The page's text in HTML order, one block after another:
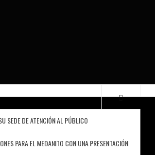
SEDE DE ATENCIÓN AL PÚBLICO
PARA EL MEDANITO CON UNA PRESENTACIÓN